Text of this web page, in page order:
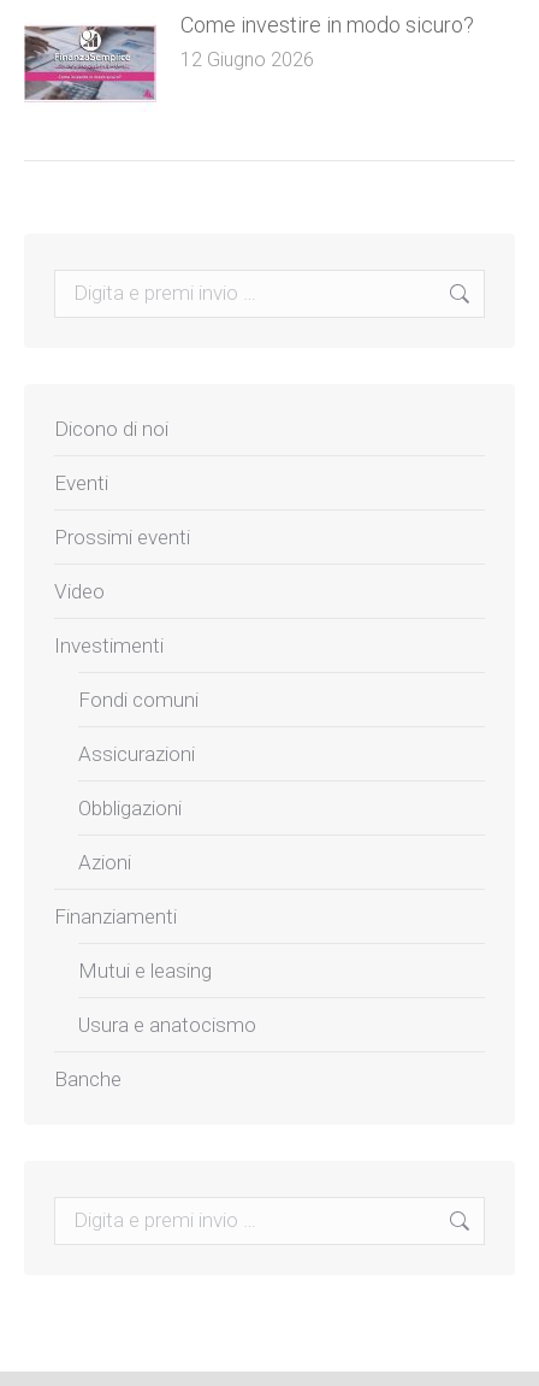
Come investire in modo sicuro?
12 Giugno 2026
Search:
Dicono di noi
Eventi
Prossimi eventi
Video
Investimenti
Fondi comuni
Assicurazioni
Obbligazioni
Azioni
Finanziamenti
Mutui e leasing
Usura e anatocismo
Banche
Search: